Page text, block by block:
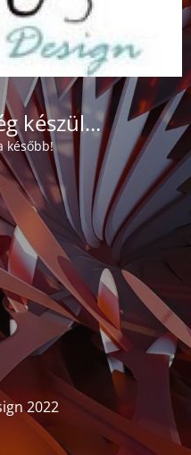
készül...
később!
2022